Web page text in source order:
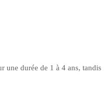
une durée de 1 à 4 ans, tandis